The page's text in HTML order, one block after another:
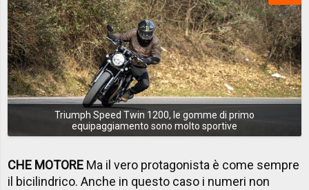
Triumph Speed Twin 1200, le gomme di primo
equipaggiamento sono molto sportive
CHE MOTORE Ma il vero protagonista è come sempre
il bicilindrico. Anche in questo caso i numeri non